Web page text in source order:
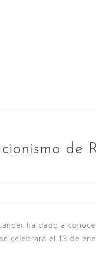
de
ha dado a
celebrará el 13 de